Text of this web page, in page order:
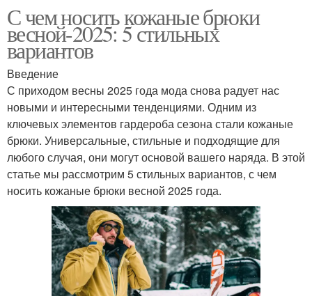
С чем носить кожаные брюки
весной-2025: 5 стильных
вариантов
Введение
С приходом весны 2025 года мода снова радует нас
новыми и интересными тенденциями. Одним из
ключевых элементов гардероба сезона стали кожаные
брюки. Универсальные, стильные и подходящие для
любого случая, они могут основой вашего наряда. В этой
статье мы рассмотрим 5 стильных вариантов, с чем
носить кожаные брюки весной 2025 года.